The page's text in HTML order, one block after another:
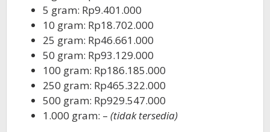
5 gram: Rp9.401.000
10 gram: Rp18.702.000
25 gram: Rp46.661.000
50 gram: Rp93.129.000
100 gram: Rp186.185.000
250 gram: Rp465.322.000
500 gram: Rp929.547.000
1.000 gram: – (tidak tersedia)